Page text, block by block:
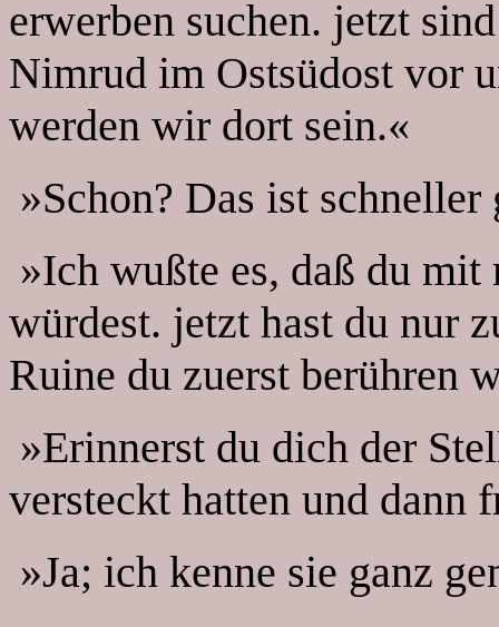
erwerben suchen. jetzt
Nimrud im Ostsüdost vor
werden wir dort sein.«
»Schon? Das ist
»Ich wußte es, daß du
würdest. jetzt hast du nur
Ruine du zuerst berühren
»Erinnerst du dich der
versteckt hatten und dann
»Ja; ich kenne sie ganz